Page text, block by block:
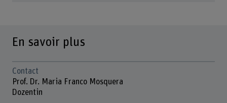
En savoir plus
Contact
Prof. Dr. Maria Franco Mosquera
Dozentin